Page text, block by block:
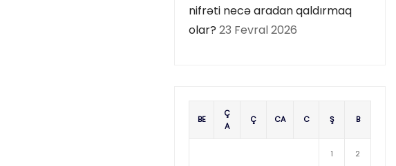
nifrəti necə aradan qaldırmaq
olar? 23 Fevral 2026
BE
Ç
A
Ç CA C Ş B
1 2